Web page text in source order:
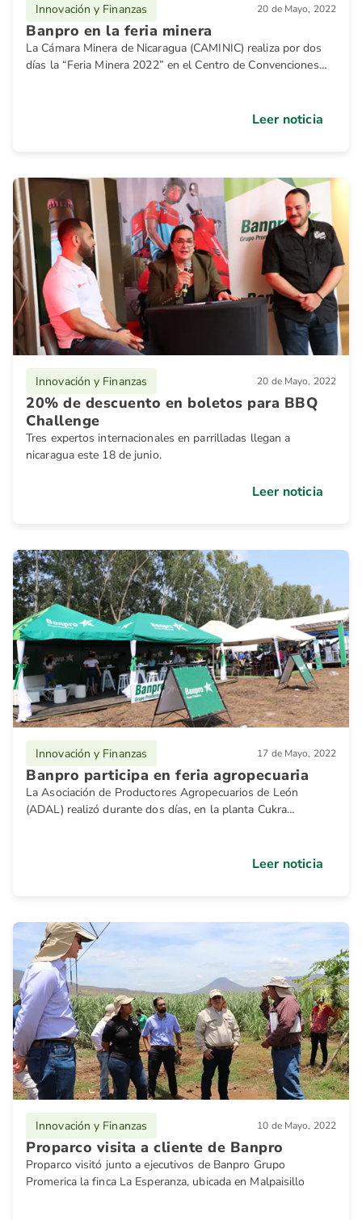
Innovación y Finanzas 20 de Mayo, 2022
Banpro en la feria minera
La Cámara Minera de Nicaragua (CAMINIC) realiza por dos
días la “Feria Minera 2022” en el Centro de Convenciones
Leer noticia
Innovación y Finanzas 20 de Mayo, 2022
20% de descuento en boletos para BBQ
Challenge
Tres expertos internacionales en parrilladas llegan a
nicaragua este 18 de junio.
Leer noticia
Innovación y Finanzas 17 de Mayo, 2022
Banpro participa en feria agropecuaria
La Asociación de Productores Agropecuarios de León
(ADAL) realizó durante dos días, en la planta Cukra
Leer noticia
Innovación y Finanzas 10 de Mayo, 2022
Proparco visita a cliente de Banpro
Proparco visitó junto a ejecutivos de Banpro Grupo
Promerica la finca La Esperanza, ubicada en Malpaisillo